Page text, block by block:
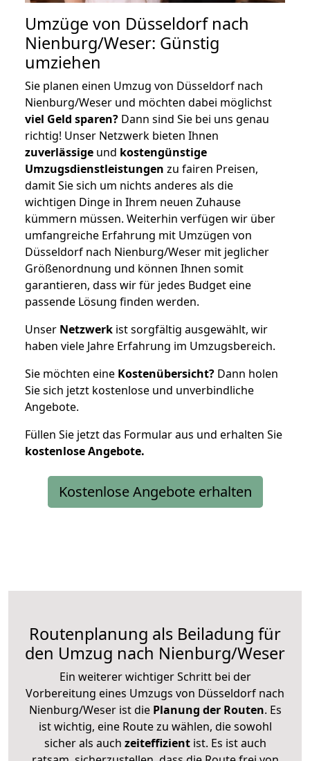
Umzüge von Düsseldorf nach
Nienburg/Weser: Günstig
umziehen
Sie planen einen Umzug von Düsseldorf nach
Nienburg/Weser und möchten dabei möglichst
viel Geld sparen? Dann sind Sie bei uns genau
richtig! Unser Netzwerk bieten Ihnen
zuverlässige und kostengünstige
Umzugsdienstleistungen zu fairen Preisen,
damit Sie sich um nichts anderes als die
wichtigen Dinge in Ihrem neuen Zuhause
kümmern müssen. Weiterhin verfügen wir über
umfangreiche Erfahrung mit Umzügen von
Düsseldorf nach Nienburg/Weser mit jeglicher
Größenordnung und können Ihnen somit
garantieren, dass wir für jedes Budget eine
passende Lösung finden werden.
Unser Netzwerk ist sorgfältig ausgewählt, wir
haben viele Jahre Erfahrung im Umzugsbereich.
Sie möchten eine Kostenübersicht? Dann holen
Sie sich jetzt kostenlose und unverbindliche
Angebote.
Füllen Sie jetzt das Formular aus und erhalten Sie
kostenloseAngebote.
Kostenlose Angebote erhalten
Routenplanung als Beiladung für
den Umzug nach Nienburg/Weser
Ein weiterer wichtiger Schritt bei der
Vorbereitung eines Umzugs von Düsseldorf nach
Nienburg/Weser ist diePlanung der Routen. Es
ist wichtig, eine Route zu wählen, die sowohl
sicher als auch zeiteffizientist. Es ist auch